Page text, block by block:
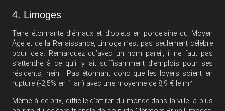
4. Limoges
Terre étonnante d’émaux et d’objets en porcelaine du Moyen
Âge et de la Renaissance, Limoge n’est pas seulement célèbre
pour cela. Remarquez qu’avec un nom pareil, il ne faut pas
s’attendre à ce qu’il y ait suffisamment d’emplois pour ses
résidents, hein ! Pas étonnant donc que les loyers soient en
rupture (-2,5% en 1 an) avec une moyenne de 8,9 € le m².
Même à ce prix, difficile d’attirer du monde dans la ville la plus